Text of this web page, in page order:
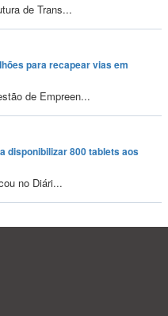
de Trans...
para recapear vias em
de Empreen...
disponibilizar 800 tablets aos
no Diári...